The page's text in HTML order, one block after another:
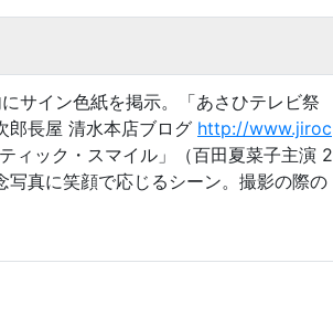
サイン色紙を掲示。「あさひテレビ祭
郎長屋 清水本店ブログ http://www.jiroc
ィック・スマイル」（百田夏菜子主演 2
写真に笑顔で応じるシーン。撮影の際の